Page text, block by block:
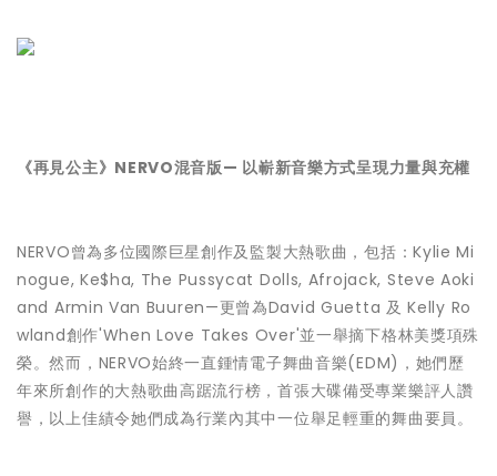
《再見公主》NERVO混音版— 以嶄新音樂方式呈現力量與充權
NERVO曾為多位國際巨星創作及監製大熱歌曲，包括：Kylie Mi
nogue, Ke$ha, The Pussycat Dolls, Afrojack, Steve Aoki
and Armin Van Buuren—更曾為David Guetta 及 Kelly Ro
wland創作'When Love Takes Over'並一舉摘下格林美獎項殊
榮。然而，NERVO始終一直鍾情電子舞曲音樂(EDM)，她們歷
年來所創作的大熱歌曲高踞流行榜，首張大碟備受專業樂評人讚
譽，以上佳績令她們成為行業內其中一位舉足輕重的舞曲要員。